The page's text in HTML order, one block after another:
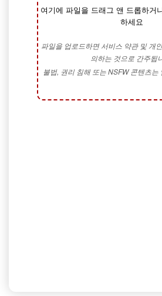
여기에 파일을 드래그 앤 드롭하거
하세요
파일을 업로드하면 서비스 약관 및 개
의하는 것으로 간주됩
불법, 권리 침해 또는 NSFW 콘텐츠는